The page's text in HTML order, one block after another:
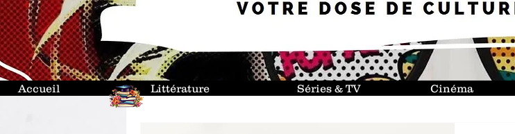
Accueil Littérature Séries & TV Cinéma